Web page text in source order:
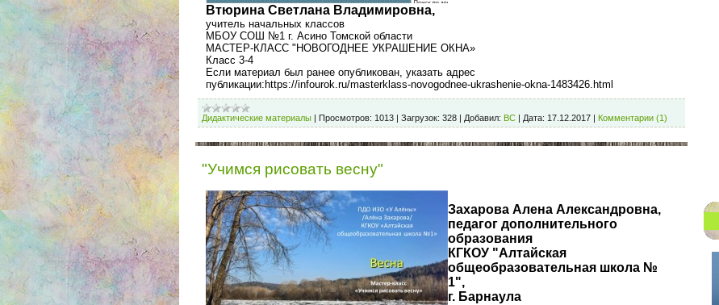
Втюрина Светлана Владимировна,
учитель начальных классов
МБОУ СОШ №1 г. Асино Томской области
МАСТЕР-КЛАСС "НОВОГОДНЕЕ УКРАШЕНИЕ ОКНА»
Класс 3-4
Если материал был ранее опубликован, указать адрес
публикации:https://infourok.ru/masterklass-novogodnee-ukrashenie-okna-1483426.html
Дидактические материалы Просмотров: 1013 Загрузок: 328 Добавил: ВС Дата: 17.12.2017 Комментарии (1)
"Учимся рисовать весну"
Захарова Алена Александровна,
педагог дополнительного
образования
КГКОУ "Алтайская
общеобразовательная школа №
1",
г. Барнаула